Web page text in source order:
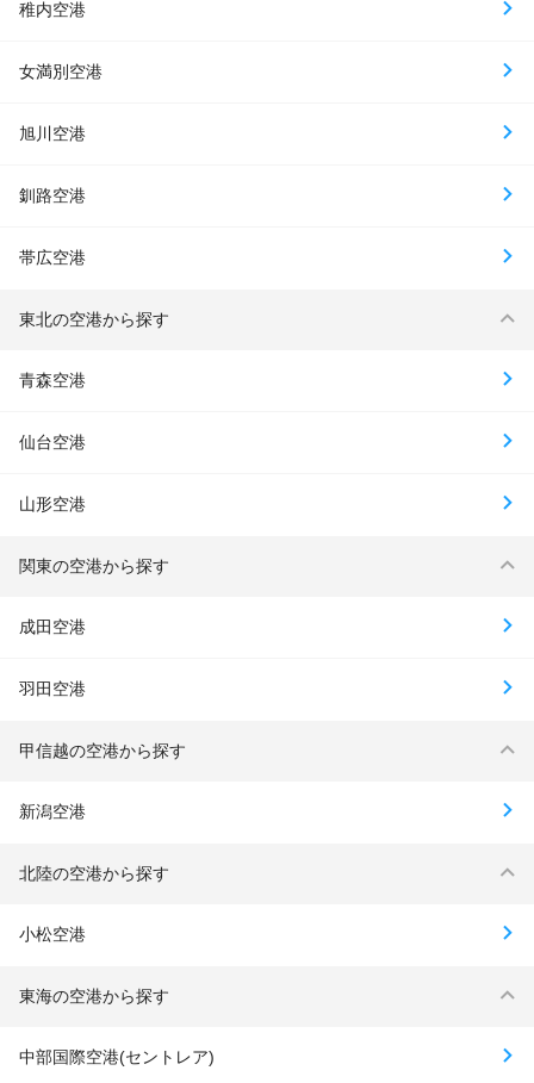
稚内空港
女満別空港
旭川空港
釧路空港
帯広空港
東北の空港から探す
青森空港
仙台空港
山形空港
関東の空港から探す
成田空港
羽田空港
甲信越の空港から探す
新潟空港
北陸の空港から探す
小松空港
東海の空港から探す
中部国際空港(セントレア)